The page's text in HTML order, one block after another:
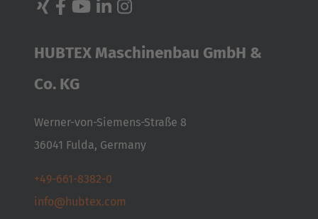
HUBTEX Maschinenbau GmbH &
Co. KG
Werner-von-Siemens-Straße 8
36041 Fulda, Germany
+49-661-8382-0
info@hubtex.com